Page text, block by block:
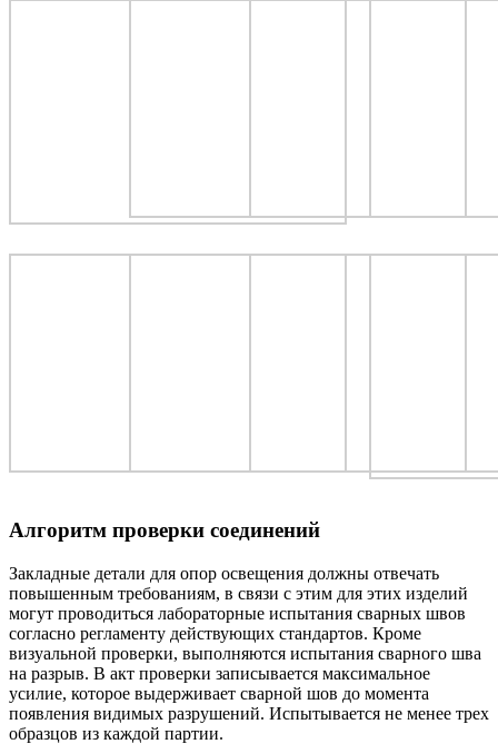
Алгоритм проверки соединений
Закладные детали для опор освещения должны отвечать
повышенным требованиям, в связи с этим для этих изделий
могут проводиться лабораторные испытания сварных швов
согласно регламенту действующих стандартов. Кроме
визуальной проверки, выполняются испытания сварного шва
на разрыв. В акт проверки записывается максимальное
усилие, которое выдерживает сварной шов до момента
появления видимых разрушений. Испытывается не менее трех
образцов из каждой партии.